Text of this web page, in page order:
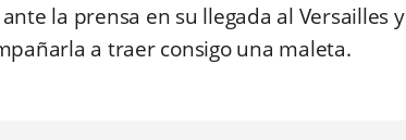
la prensa en su llegada al Versailles y
a traer consigo una maleta.